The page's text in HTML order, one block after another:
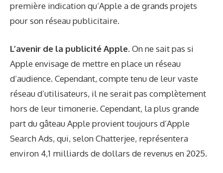
première indication qu’Apple a de grands projets
pour son réseau publicitaire.
L’avenir de la publicité Apple. On ne sait pas si
Apple envisage de mettre en place un réseau
d’audience. Cependant, compte tenu de leur vaste
réseau d’utilisateurs, il ne serait pas complètement
hors de leur timonerie. Cependant, la plus grande
part du gâteau Apple provient toujours d’Apple
Search Ads, qui, selon Chatterjee, représentera
environ 4,1 milliards de dollars de revenus en 2025.